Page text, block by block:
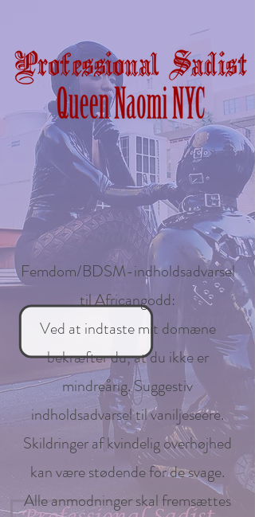
Femdom/BDSM-indholdsadvarsel
til Africangodd:
Ved at indtaste mit domæne
bekræfter du, at du ikke er
mindreårig. Suggestiv
indholdsadvarsel til vaniljeseere.
Skildringer af kvindelig overhøjhed
kan være stødende for de svage.
Alle anmodninger skal fremsættes